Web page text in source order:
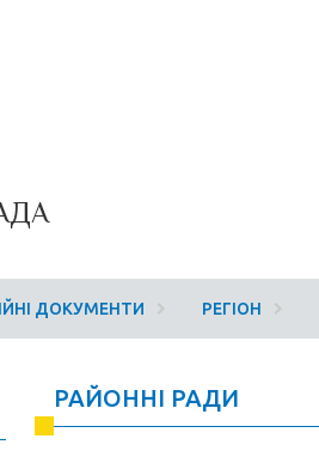
ДОКУМЕНТИ РЕГІОН
РАЙОННІ РАДИ